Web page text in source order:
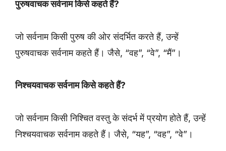
पुरुषवाचक सर्वनाम किसे कहते हैं?
जो सर्वनाम किसी पुरुष की ओर संदर्भित करते हैं, उन्हें
पुरुषवाचक सर्वनाम कहते हैं। जैसे, “वह”, “वे”, “मैं”।
निश्चयवाचक सर्वनाम किसे कहते हैं?
जो सर्वनाम किसी निश्चित वस्तु के संदर्भ में प्रयोग होते हैं, उन्हें
निश्चयवाचक सर्वनाम कहते हैं। जैसे, “यह”, “वह”, “वे”।